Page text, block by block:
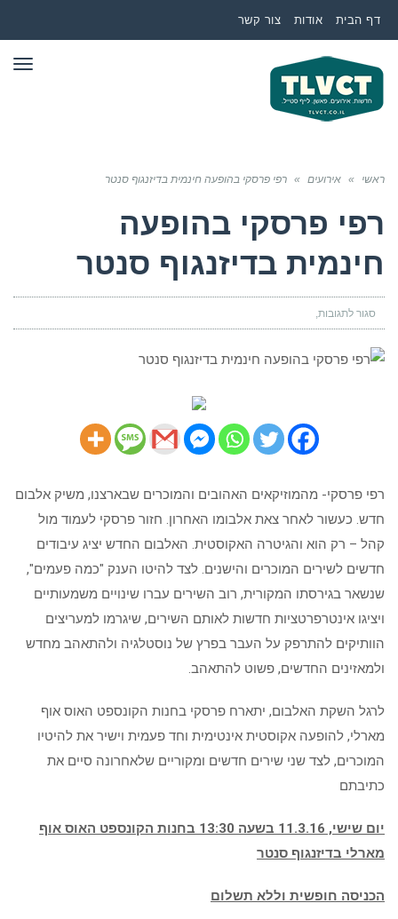
דף הבית אודות צור קשר
ראשי » אירועים » רפי פרסקי בהופעה חינמית בדיזנגוף סנטר
רפי פרסקי בהופעה
חינמית בדיזנגוף סנטר
סגור לתגובותעל
חינמית
בדיזנגוף
רפי פרסקי- מהמוזיקאים האהובים והמוכרים שבארצנו, משיק אלבום
חדש. כעשור לאחר צאת אלבומו האחרון. חזור פרסקי לעמוד מול
קהל – רק הוא והגיטרה האקוסטית. האלבום החדש יציג עיבודים
חדשים לשירים המוכרים והישנים. לצד להיטו הענק "כמה פעמים",
שנשאר בגירסתו המקורית, רוב השירים עברו שינויים משמעותיים
ויציגו אינטרפרטציות חדשות לאותם השירים, שיגרמו למעריצים
הוותיקים להתרפק על העבר בפרץ של נוסטלגיה ולהתאהב מחדש
ולמאזינים החדשים, פשוט להתאהב.
לרגל השקת האלבום, יתארח פרסקי בחנות הקונספט האוס אוף
מארלי, להופעה אקוסטית אינטימית וחד פעמית וישיר את להיטיו
המוכרים, לצד שני שירים חדשים ומקוריים שלאחרונה סיים את
כתיבתם
יום שישי, 11.3.16 בשעה 13:30 בחנות הקונספט האוס אוף
מארלי בדיזנגוף סנטר
הכניסה חופשית וללא תשלום